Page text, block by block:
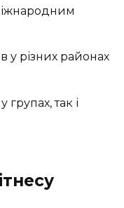
у різних районах
так і